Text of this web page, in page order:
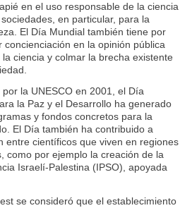
en el uso responsable de la ciencia
en particular, para la
El Día Mundial también tiene por
en la opinión pública
ciencia y colmar la brecha existente
la UNESCO en 2001, el Día
la Paz y el Desarrollo ha generado
y fondos concretos para la
El Día también ha contribuido a
entre científicos que viven en regiones
como por ejemplo la creación de la
Israelí-Palestina (IPSO), apoyada
se consideró que el establecimiento